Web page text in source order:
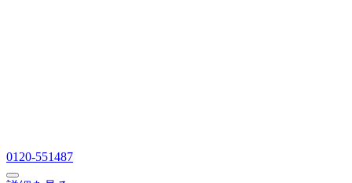
0120-551487